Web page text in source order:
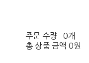
주문 수량
0개
총 상품 금액 0원